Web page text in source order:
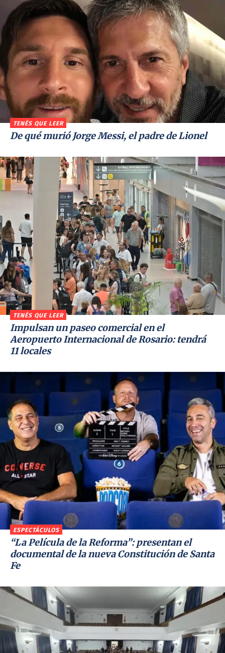
TENÉS QUE LEER
De qué murió Jorge Messi, el padre de Lionel
TENÉS QUE LEER
Impulsan un paseo comercial en el
Aeropuerto Internacional de Rosario: tendrá
11 locales
ESPECTÁCULOS
“La Película de la Reforma”: presentan el
documental de la nueva Constitución de Santa
Fe